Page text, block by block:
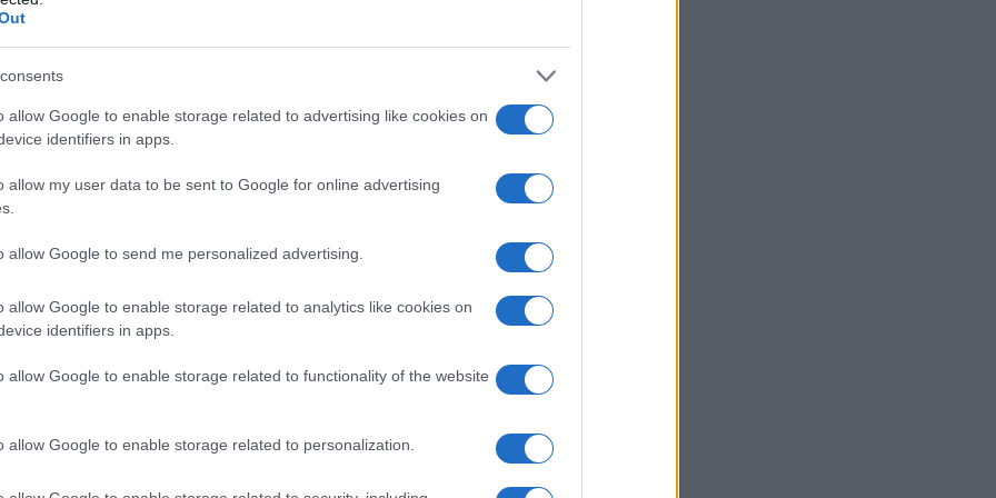
allow Google to enable storage related to advertising like cookies on
identifiers in apps.
allow my user data to be sent to Google for online advertising
allow Google to send me personalized advertising.
allow Google to enable storage related to analytics like cookies on
identifiers in apps.
allow Google to enable storage related to functionality of the website
allow Google to enable storage related to personalization.
Wiele osób wciąż preferuje własny
najmniejszy kontakt z obcymi
przejazdu - często w wiele
samochodem.
także ma tutaj wpływ
Otóż z autopsji wiem, że niektórzy
dłużej, niż pierwotnie
rozstać się z poprzednim
najmie), a kolejne auto trafi w ich ręce
- tak naprawdę nikt nie wie.
jednak dość drogi, dlatego sporo
moich znajomych) zdecydowało się
im przeczekać do odbioru
jednocześnie dach nad głową i